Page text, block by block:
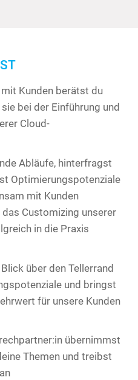
Kunden berätst du
bei der Einführung und
Cloud-
Abläufe, hinterfragst
Optimierungspotenziale
mit Kunden
Customizing unserer
in die Praxis
über den Tellerrand
und bringst
für unsere Kunden
übernimmst
Themen und treibst